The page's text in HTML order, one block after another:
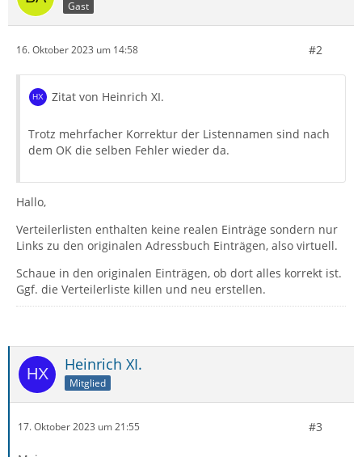
Gast
16. Oktober 2023 um 14:58 #2
Zitat von Heinrich XI.
Trotz mehrfacher Korrektur der Listennamen sind nach
dem OK die selben Fehler wieder da.
Hallo,
Verteilerlisten enthalten keine realen Einträge sondern nur
Links zu den originalen Adressbuch Einträgen, also virtuell.
Schaue in den originalen Einträgen, ob dort alles korrekt ist.
Ggf. die Verteilerliste killen und neu erstellen.
Heinrich XI.
Mitglied
17. Oktober 2023 um 21:55 #3